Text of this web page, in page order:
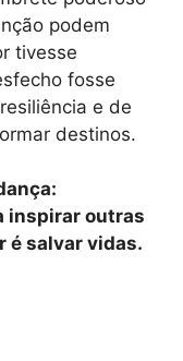
podem
tivesse
fosse
e de
destinos.
inspirar outras
é salvar vidas.